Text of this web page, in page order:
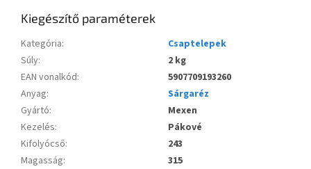
Kiegészítő paraméterek
Kategória:
Csaptelepek
Súly:
2 kg
EAN vonalkód:
5907709193260
Anyag:
Sárgaréz
Gyártó:
Mexen
Kezelés:
Pákové
Kifolyócső:
243
Magasság:
315